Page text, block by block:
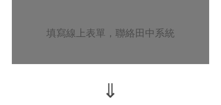
填寫線上表單，聯絡田中系統
⇓